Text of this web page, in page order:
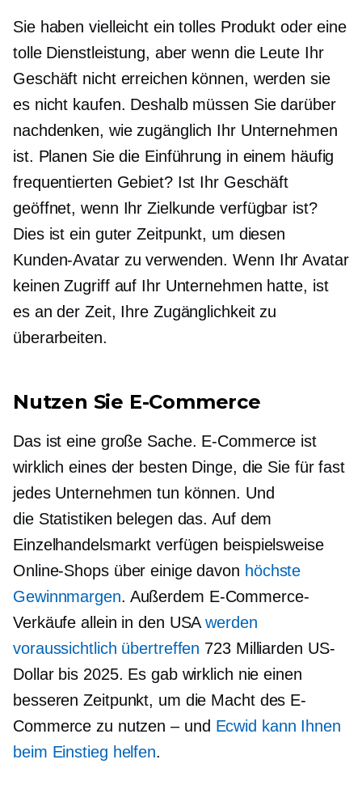
Sie haben vielleicht ein tolles Produkt oder eine
tolle Dienstleistung, aber wenn die Leute Ihr
Geschäft nicht erreichen können, werden sie
es nicht kaufen. Deshalb müssen Sie darüber
nachdenken, wie zugänglich Ihr Unternehmen
ist. Planen Sie die Einführung in einem häufig
frequentierten Gebiet? Ist Ihr Geschäft
geöffnet, wenn Ihr Zielkunde verfügbar ist?
Dies ist ein guter Zeitpunkt, um diesen
Kunden-Avatar zu verwenden. Wenn Ihr Avatar
keinen Zugriff auf Ihr Unternehmen hatte, ist
es an der Zeit, Ihre Zugänglichkeit zu
überarbeiten.
Nutzen Sie E-Commerce
Das ist eine große Sache. E-Commerce ist
wirklich eines der besten Dinge, die Sie für fast
jedes Unternehmen tun können. Und
die Statistiken belegen das. Auf dem
Einzelhandelsmarkt verfügen beispielsweise
Online-Shops über einige davon höchste
Gewinnmargen. Außerdem E-Commerce-
Verkäufe allein in den USAwerden
voraussichtlich übertreffen 723 Milliarden US-
Dollar bis 2025. Es gab wirklich nie einen
besseren Zeitpunkt, um die Macht des E-
Commerce zu nutzen – und Ecwid kann Ihnen
beim Einstieg helfen.